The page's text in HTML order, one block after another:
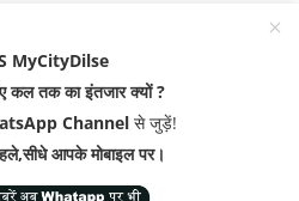
MyCityDilse
कल तक का इंतजार क्यों ?
Channelसे जुड़ें!
आपके मोबाइल पर।